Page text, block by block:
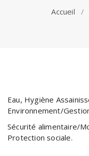
Accueil /
Eau, Hygiène
Environnement/
Sécurité alimentaire/
Protection sociale.